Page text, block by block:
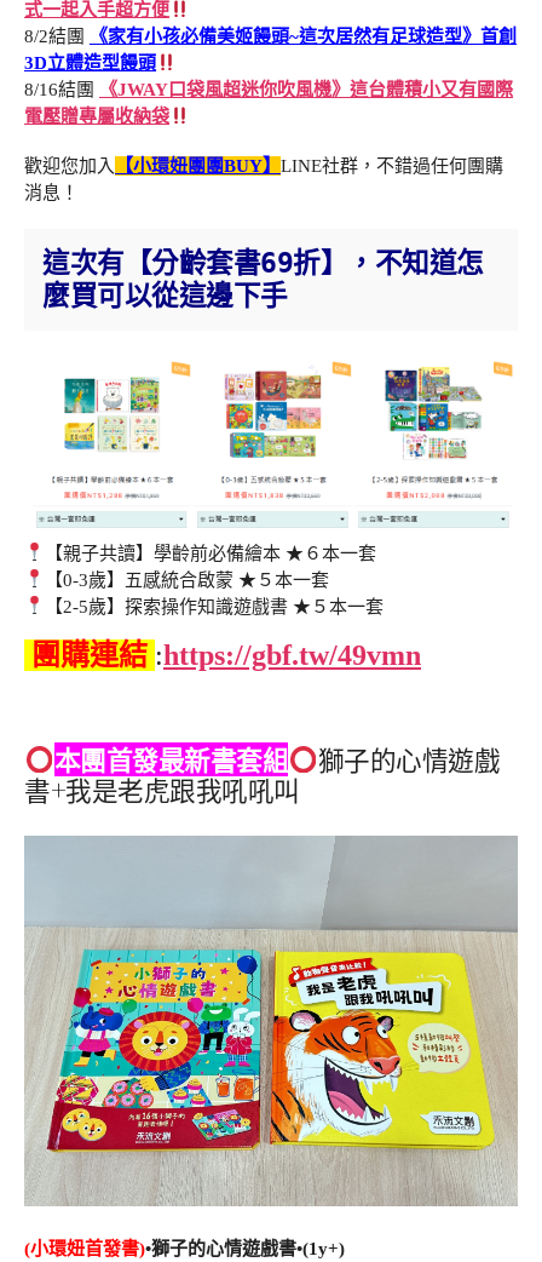
式一起入手超方便
8/2結團
《家有小孩必備美姬饅頭~這次居然有足球造型》首創
3D立體造型饅頭
8/16結團
《JWAY口袋風超迷你吹風機》這台體積小又有國際
電壓贈專屬收納袋
歡迎您加入 【小環妞團團BUY】 LINE社群，不錯過任何團購
消息！
這次有【分齡套書69折】，不知道怎
麼買可以從這邊下手
【親子共讀】學齡前必備繪本 ★６本一套
【0-3歲】五感統合啟蒙 ★５本一套
【2-5歲】探索操作知識遊戲書 ★５本一套
團購連結 :https://gbf.tw/49vmn
本團首發最新書套組
獅子的心情遊戲
書+我是老虎跟我吼吼叫
(小環妞首發書)•獅子的心情遊戲書•(1y+)